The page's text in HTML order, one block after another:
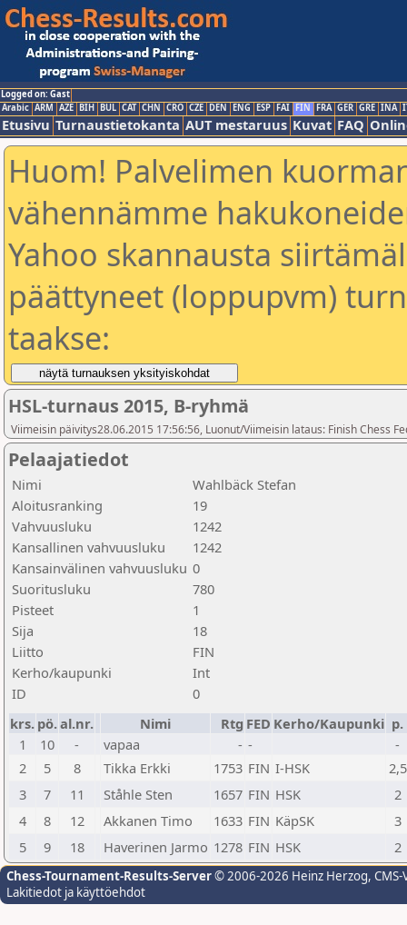
Logged on: Gast
Arabic ARM AZE BIH BUL CAT CHN CRO CZE DEN ENG ESP FAI FIN FRA GER GRE INA
Etusivu Turnaustietokanta AUT mestaruus Kuvat FAQ
Huom! Palvelimen
vähennämme
Yahoo skannausta
päättyneet (loppupvm)
taakse:
HSL-turnaus 2015, B-ryhmä
Viimeisin päivitys28.06.2015 17:56:56, Luonut/Viimeisin lataus: Finish Chess
Pelaajatiedot
Nimi
Wahlbäck Stefan
Aloitusranking
19
Vahvuusluku
1242
Kansallinen vahvuusluku
1242
Kansainvälinen vahvuusluku 0
Suoritusluku
780
Pisteet
1
Sija
18
Liitto
FIN
Kerho/kaupunki
Int
ID
0
krs. pö.al.nr. Nimi Rtg FED Kerho/Kaupunki p.
1
10 - vapaa - -
-
2
5 8 Tikka Erkki 1753 FIN I-HSK
2,5
3
7 11 Ståhle Sten 1657 FIN HSK
2
4
8 12 Akkanen Timo 1633 FIN KäpSK
3
5
9 18 Haverinen Jarmo 1278 FIN HSK 2
Chess-Tournament-Results-Server© 2006-2026 Heinz Herzog,
Lakitiedot ja käyttöehdot